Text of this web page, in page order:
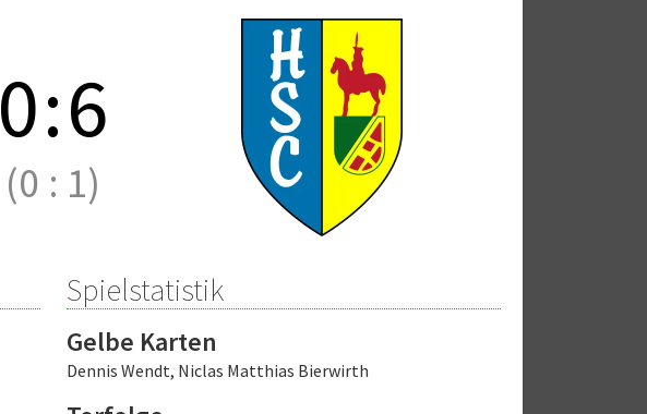
0:6
(0 : 1)
Spielstatistik
Gelbe Karten
Dennis Wendt, Niclas Matthias Bierwirth